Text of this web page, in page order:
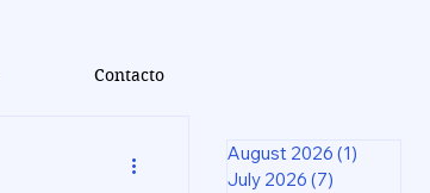
Contacto
August 2026 (1)
July 2026 (7)